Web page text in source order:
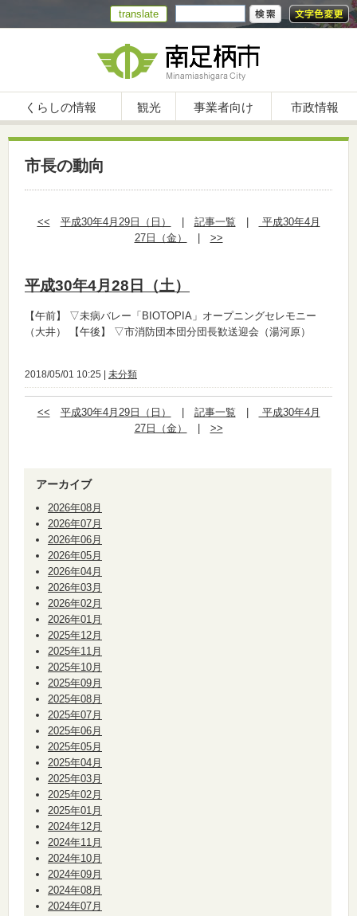
translate
くらしの情報 観光 事業者向け 市政情報
市長の動向
<< 平成30年4月29日（日） 記事一覧
平成30年4月
27日（金）
>>
平成30年4月28日（土）
【午前】
▽未病バレー「BIOTOPIA」オープニングセレモニー
（大井）
【午後】 ▽市消防団本団分団長歓送迎会（湯河原）
2018/05/01 10:25 | 未分類
<< 平成30年4月29日（日） 記事一覧
平成30年4月
27日（金）
>>
アーカイブ
2026年08月
2026年07月
2026年06月
2026年05月
2026年04月
2026年03月
2026年02月
2026年01月
2025年12月
2025年11月
2025年10月
2025年09月
2025年08月
2025年07月
2025年06月
2025年05月
2025年04月
2025年03月
2025年02月
2025年01月
2024年12月
2024年11月
2024年10月
2024年09月
2024年08月
2024年07月